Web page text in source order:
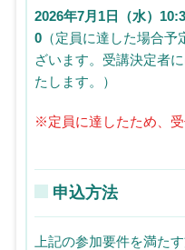
2026年7月1日（水）
0（定員に達した場合予
ざいます。受講決定者
たします。）
※定員に達したため、受
申込方法
上記の参加要件を満たす